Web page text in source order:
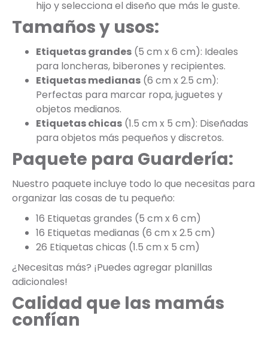
hijo y selecciona el diseño que más le guste.
Tamaños y usos:
Etiquetas grandes (5 cm x 6 cm): Ideales
para loncheras, biberones y recipientes.
Etiquetas medianas (6 cm x 2.5 cm):
Perfectas para marcar ropa, juguetes y
objetos medianos.
Etiquetas chicas (1.5 cm x 5 cm): Diseñadas
para objetos más pequeños y discretos.
Paquete para Guardería:
Nuestro paquete incluye todo lo que necesitas para
organizar las cosas de tu pequeño:
16 Etiquetas grandes (5 cm x 6 cm)
16 Etiquetas medianas (6 cm x 2.5 cm)
26 Etiquetas chicas (1.5 cm x 5 cm)
¿Necesitas más? ¡Puedes agregar planillas
adicionales!
Calidad que las mamás
confían